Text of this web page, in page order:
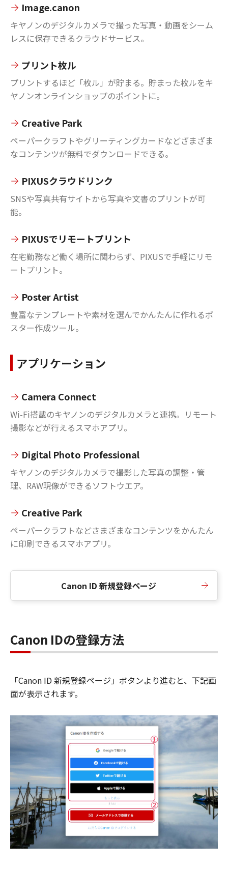
Image.canon
キヤノンのデジタルカメラで撮った写真・動画をシーム
レスに保存できるクラウドサービス。
プリント枚ル
プリントするほど「枚ル」が貯まる。貯まった枚ルをキ
ヤノンオンラインショップのポイントに。
Creative Park
ペーパークラフトやグリーティングカードなどざまざま
なコンテンツが無料でダウンロードできる。
PIXUSクラウドリンク
SNSや写真共有サイトから写真や文書のプリントが可
能。
PIXUSでリモートプリント
在宅勤務など働く場所に関わらず、PIXUSで手軽にリモ
ートプリント。
Poster Artist
豊富なテンプレートや素材を選んでかんたんに作れるポ
スター作成ツール。
アプリケーション
Camera Connect
Wi-Fi搭載のキヤノンのデジタルカメラと連携。リモート
撮影などが行えるスマホアプリ。
Digital Photo Professional
キヤノンのデジタルカメラで撮影した写真の調整・管
理、RAW現像ができるソフトウエア。
Creative Park
ペーパークラフトなどさまざまなコンテンツをかんたん
に印刷できるスマホアプリ。
Canon ID 新規登録ページ
Canon IDの登録方法
「Canon ID 新規登録ページ」ボタンより進むと、下記画
面が表示されます。